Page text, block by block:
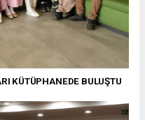
KÜTÜPHANEDE BULUŞTU